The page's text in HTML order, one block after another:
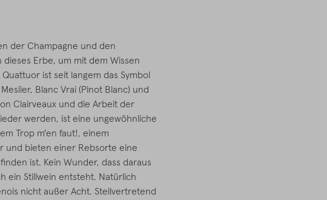
der Champagne und den
Erbe, um mit dem Wissen
ist seit langem das Symbol
Blanc Vrai (Pinot Blanc) und
Clairveaux und die Arbeit der
werden, ist eine ungewöhnliche
Trop m'en faut!, einem
und bieten einer Rebsorte eine
ist. Kein Wunder, dass daraus
ein Stillwein entsteht. Natürlich
nicht außer Acht. Stellvertretend